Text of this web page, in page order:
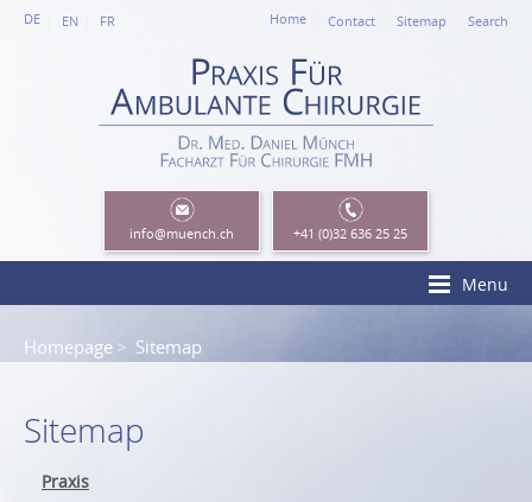
DE EN FR Home Contact Sitemap Search
Menu
Homepage Sitemap
Sitemap
Praxis
info@muench.ch +41 (0)32 636 25 25